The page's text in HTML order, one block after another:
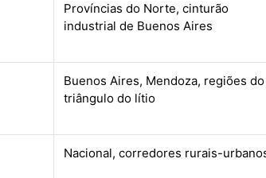
Províncias do Norte, cinturão
industrial de Buenos Aires
Buenos Aires, Mendoza, regiões do
triângulo do lítio
Nacional, corredores rurais-